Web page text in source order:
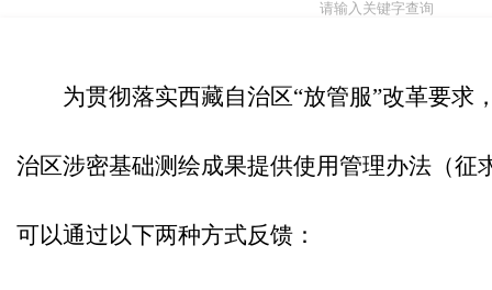
为贯彻落实西藏自治区“放管服”改革要
治区涉密基础测绘成果提供使用管理办法（
可以通过以下两种方式反馈：